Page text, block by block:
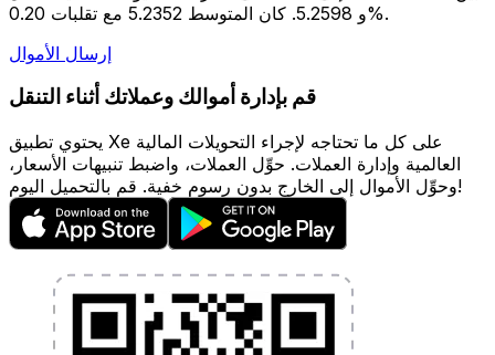
و 5.2598. كان المتوسط 5.2352 مع تقلبات 0.20%.
إرسال الأموال
قم بإدارة أموالك وعملاتك أثناء التنقل
يحتوي تطبيق Xe على كل ما تحتاجه لإجراء التحويلات المالية
العالمية وإدارة العملات. حوِّل العملات، واضبط تنبيهات الأسعار،
وحوِّل الأموال إلى الخارج بدون رسوم خفية. قم بالتحميل اليوم!